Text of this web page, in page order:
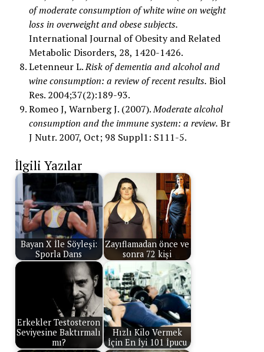
of moderate consumption of white wine on weight
loss in overweight and obese subjects.
International Journal of Obesity and Related
Metabolic Disorders, 28, 1420-1426.
Letenneur L.Risk of dementia and alcohol and
wine consumption: a review of recent results. Biol
Res. 2004;37(2):189-93.
Romeo J, Warnberg J. (2007).Moderate alcohol
consumption and the immune system: a review. Br
J Nutr. 2007, Oct; 98 Suppl1: S111-5.
İlgili Yazılar
Bayan X İle Söyleşi:
Sporla Dans
Zayıflamadan önce ve
sonra 72 kişi
Erkekler Testosteron
Seviyesine Baktırmalı
mı?
Hızlı Kilo Vermek
İçin En İyi 101 İpucu